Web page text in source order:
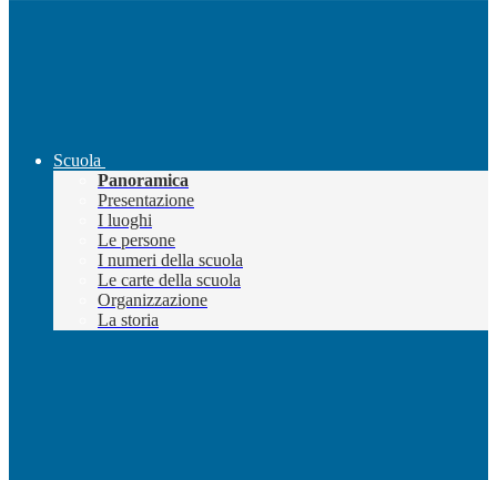
Scuola
Panoramica
Presentazione
I luoghi
Le persone
I numeri della scuola
Le carte della scuola
Organizzazione
La storia